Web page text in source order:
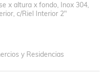
x altura x fondo, Inox 304,
c/Riel Interior 2"
y Residencias